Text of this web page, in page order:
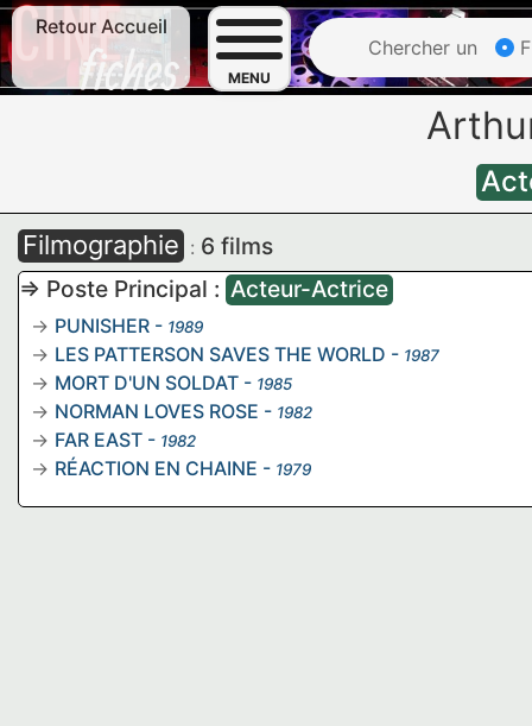
Retour Accueil
MENU
Chercher un
Filmographie : 6 films
=> Poste Principal : Acteur-Actrice
PUNISHER - 1989
LES PATTERSON SAVES THE WORLD - 1987
MORT D'UN SOLDAT - 1985
NORMAN LOVES ROSE - 1982
FAR EAST - 1982
RÉACTION EN CHAINE - 1979